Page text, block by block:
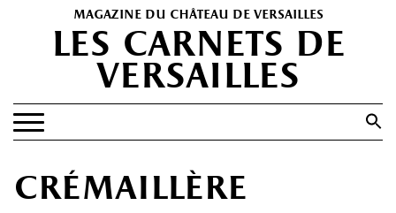
magazine du château de versailles
les carnets de
versailles
Search Button
EXPOSITIONS
PATRIMOINE
crémaillère